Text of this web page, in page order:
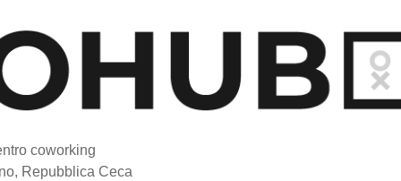
coworking
Repubblica Ceca